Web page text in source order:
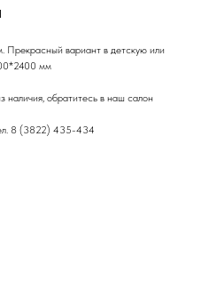
Прекрасный вариант в детскую или
мм
наличия, обратитесь в наш салон
8 (3822) 435-434